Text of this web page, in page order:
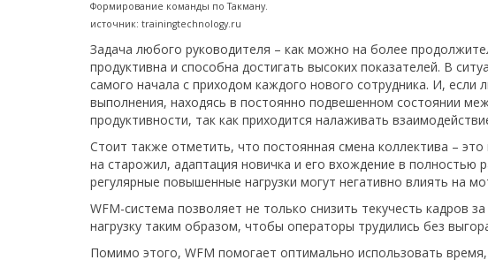
Формирование команды по Такману.
источник: trainingtechnology.ru
Задача любого руководителя – как можно на более
продуктивна и способна достигать высоких показателей. В
самого начала с приходом каждого нового сотрудника. И,
выполнения, находясь в постоянно подвешенном состоянии
продуктивности, так как приходится налаживать
Стоит также отметить, что постоянная смена коллектива –
на старожил, адаптация новичка и его вхождение в полностью
регулярные повышенные нагрузки могут негативно влиять на
WFM-система позволяет не только снизить текучесть кадров
нагрузку таким образом, чтобы операторы трудились без
Помимо этого, WFM помогает оптимально использовать